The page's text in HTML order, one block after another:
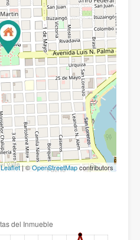
Leaflet| ©OpenStreetMapcontributors